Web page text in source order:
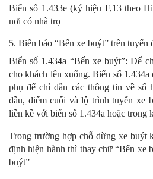
Biển số 1.433e (ký hiệu F,13 theo
nơi có nhà trọ
5. Biển báo “Bến xe buýt” trên tuyến
Biển số 1.434a “Bến xe buýt”: Để
cho khách lên xuống. Biển số
phụ để chỉ dẫn các thông tin về số
đầu, điểm cuối và lộ trình tuyến xe
liền kề với biển số 1.434a hoặc trong
Trong trường hợp chỗ dừng xe buýt
định hiện hành thì thay chữ “Bến xe
buýt”